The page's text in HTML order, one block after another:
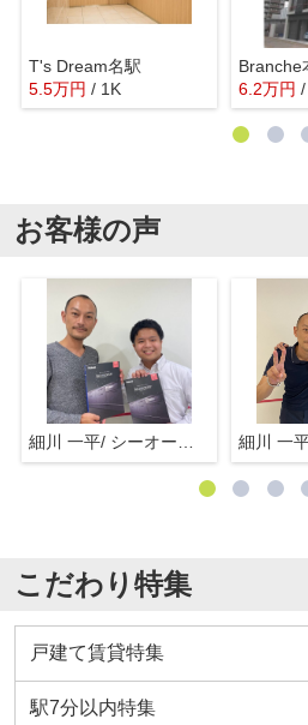
T's Dream名駅
5.5万円 / 1K
Branche
6.2万円
お客様の声
こだわり特集
戸建て賃貸特集
駅7分以内特集